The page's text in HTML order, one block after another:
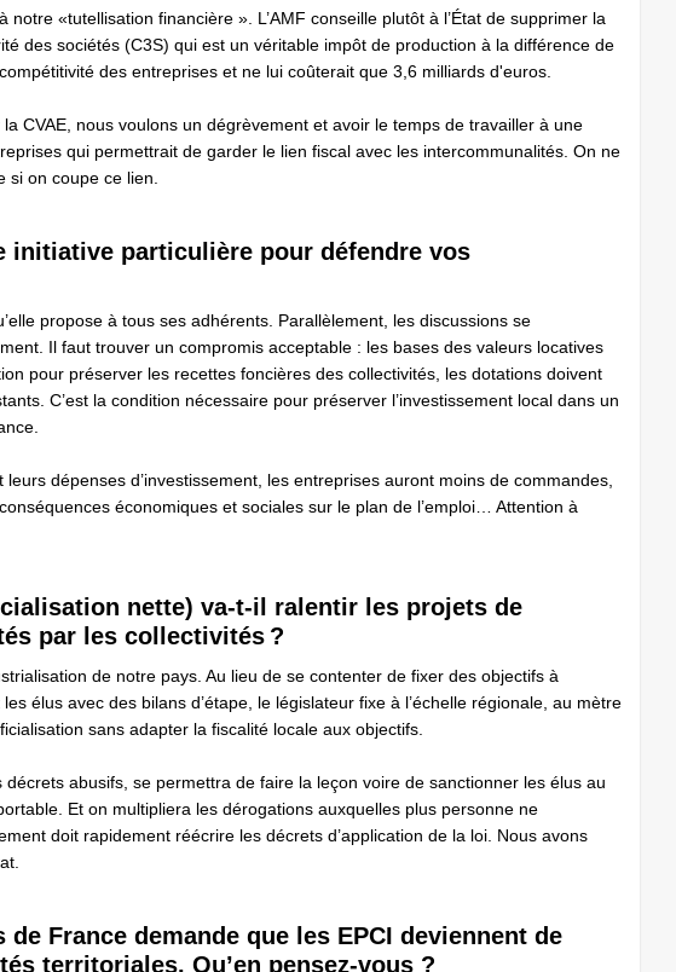
notre «tutellisation financière ». L’AMF conseille plutôt à l’État de supprimer la
des sociétés (C3S) qui est un véritable impôt de production à la différence de
des entreprises et ne lui coûterait que 3,6 milliards d'euros.
la CVAE, nous voulons un dégrèvement et avoir le temps de travailler à une
qui permettrait de garder le lien fiscal avec les intercommunalités. On ne
si on coupe ce lien.
initiative particulière pour défendre vos
propose à tous ses adhérents. Parallèlement, les discussions se
Il faut trouver un compromis acceptable : les bases des valeurs locatives
pour préserver les recettes foncières des collectivités, les dotations doivent
C’est la condition nécessaire pour préserver l’investissement local dans un
dépenses ­d’investissement, les entreprises auront moins de commandes,
économiques et sociales sur le plan de l’emploi… Attention à
nette) va-t-il ralentir les projets de
par les collectivités ?
de notre pays. Au lieu de se contenter de fixer des objectifs à
élus avec des bilans d’étape, le législateur fixe à l’échelle régionale, au mètre
sans adapter la fiscalité locale aux objectifs.
décrets abusifs, se permettra de faire la leçon voire de sanctionner les élus au
Et on multipliera les dérogations auxquelles plus personne ne
doit rapidement réécrire les décrets d’application de la loi. Nous avons
de France demande que les EPCI deviennent de
territoriales. Qu’en pensez-vous ?